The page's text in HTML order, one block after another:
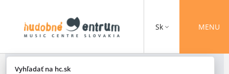
Vyhľadať na hc.sk
Sk MENU